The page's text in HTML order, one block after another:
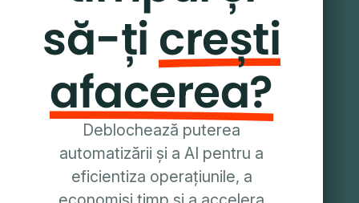
să-țicrești
afacerea?
Deblochează puterea
automatizării și a AI pentru a
eficientiza operațiunile, a